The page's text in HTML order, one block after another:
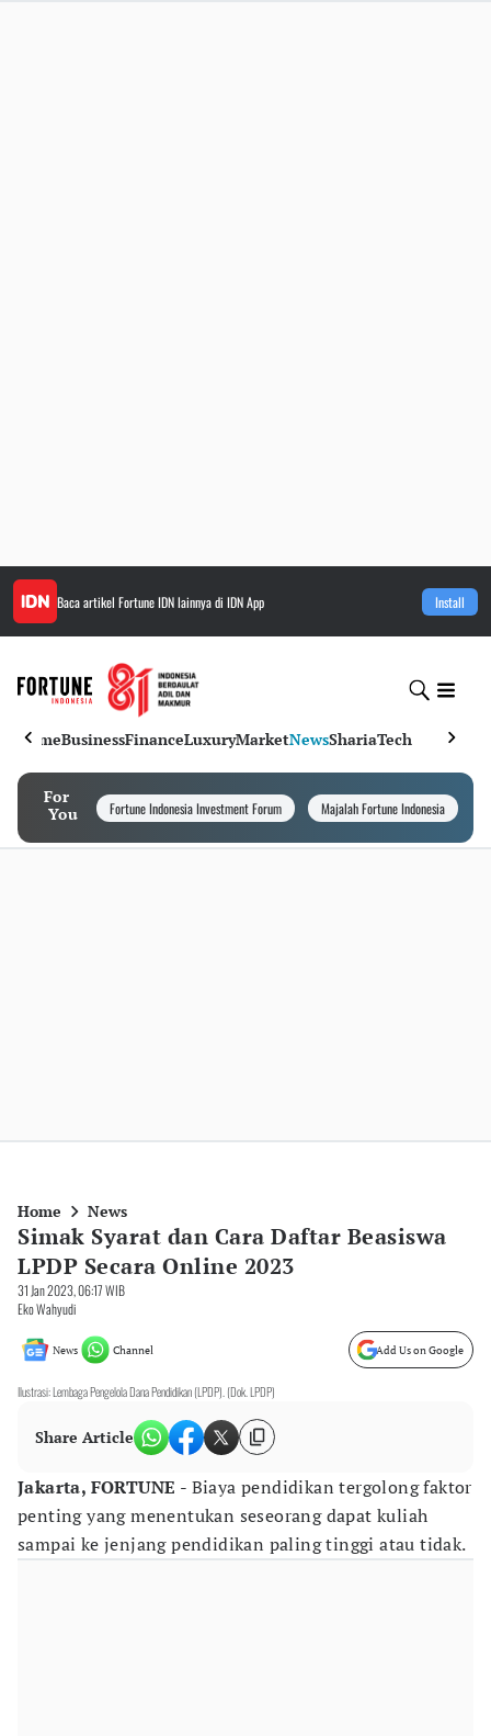
Baca artikel Fortune IDNlainnya di IDN App Install
HomeBusinessFinanceLuxuryMarketNewsShariaTech
For
You
Fortune Indonesia Investment Forum Majalah Fortune Indonesia
Home News
Simak Syarat dan Cara Daftar Beasiswa
LPDP Secara Online 2023
31 Jan 2023, 06:17 WIB
Eko Wahyudi
News Channel Add Us on Google
Ilustrasi: Lembaga Pengelola Dana Pendidikan (LPDP). (Dok. LPDP)
Share Article
Jakarta, FORTUNE - Biaya pendidikan tergolong faktor
penting yang menentukan seseorang dapat kuliah
sampai ke jenjang pendidikan paling tinggi atau tidak.